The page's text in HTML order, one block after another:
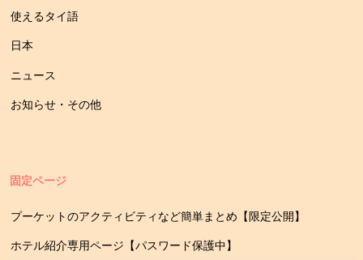
使えるタイ語
日本
ニュース
お知らせ・その他
固定ページ
プーケットのアクティビティなど簡単まとめ【限定公開】
ホテル紹介専用ページ【パスワード保護中】